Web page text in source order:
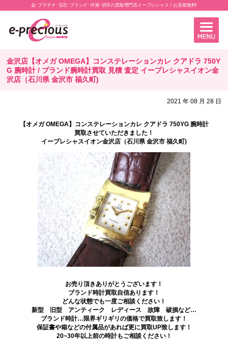
金･プラチナ･宝石･ブランド･洋酒･切手の買取専門店イープレシャス / お見積無料!
金沢店【オメガ OMEGA】コンステレーションカレ クアドラ 750Y
G 腕時計 / ブランド腕時計買取 見積 査定 イープレシャスイオン金
沢店（石川県 金沢市 福久町)
2021 年 08 月 28 日
【オメガ OMEGA】コンステレーションカレ クアドラ 750YG 腕時計
買取させていただきました！
イープレシャスイオン金沢店（石川県 金沢市 福久町)
お売り頂きありがとうございます！
ブランド時計買取自信あります！
どんな状態でも一度ご相談ください！
新型 旧型 アンティーク レディース 故障 破損など…
ブランド時計…限界ギリギリの価格で買取致します！
保証書や箱などの付属品があれば更に買取UP致します！
20~30年以上前の時計もご相談ください！